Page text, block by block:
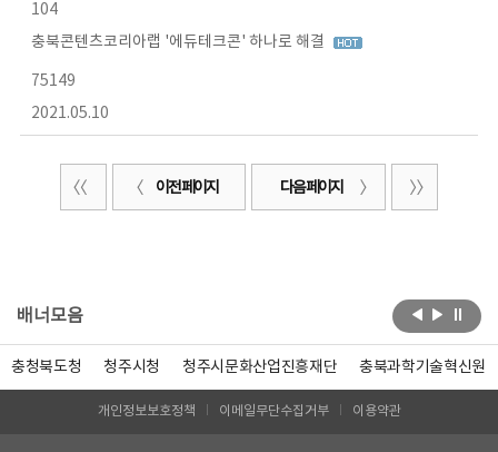
104
충북콘텐츠코리아랩 '에듀테크콘' 하나로 해결
75149
2021.05.10
이전 페이지 다음 페이지
배너모음
충청북도청 청주시청 청주시문화산업진흥재단 충북과학기술혁신원
개인정보보호정책 이메일무단수집거부 이용약관